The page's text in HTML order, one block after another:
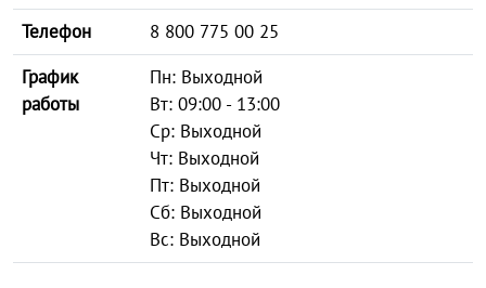
Телефон
8 800 775 00 25
График
работы
Пн: Выходной
Вт: 09:00 - 13:00
Ср: Выходной
Чт: Выходной
Пт: Выходной
Сб: Выходной
Вс: Выходной